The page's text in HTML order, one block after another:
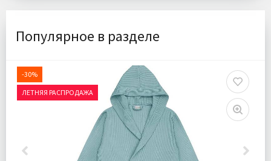
Популярное в разделе
-30%
ЛЕТНЯЯ РАСПРОДАЖА